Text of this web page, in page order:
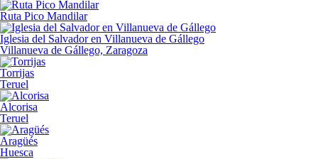
Ruta Pico Mandilar
Iglesia del Salvador en Villanueva de Gállego
Villanueva de Gállego, Zaragoza
Torrijas
Teruel
Alcorisa
Teruel
Aragüés
Huesca